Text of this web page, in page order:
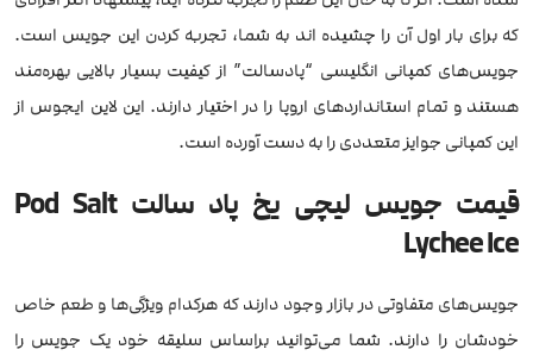
که برای بار اول آن را چشیده اند به شما، تجربه کردن این جویس است.
جویس‌های کمپانی انگلیسی “پادسالت” از کیفیت بسیار بالایی بهره‌مند
هستند و تمام استانداردهای اروپا را در اختیار دارند. این لاین ایجوس از
این کمپانی جوایز متعددی را به دست آورده است.
قیمت جویس لیچی یخ پاد سالت Pod Salt
Lychee Ice
جویس‌های متفاوتی در بازار وجود دارند که هرکدام ویژگی‌ها و طعم خاص
خودشان را دارند. شما می‌توانید براساس سلیقه خود یک جویس را